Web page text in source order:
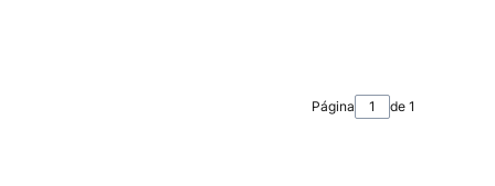
Página de 1